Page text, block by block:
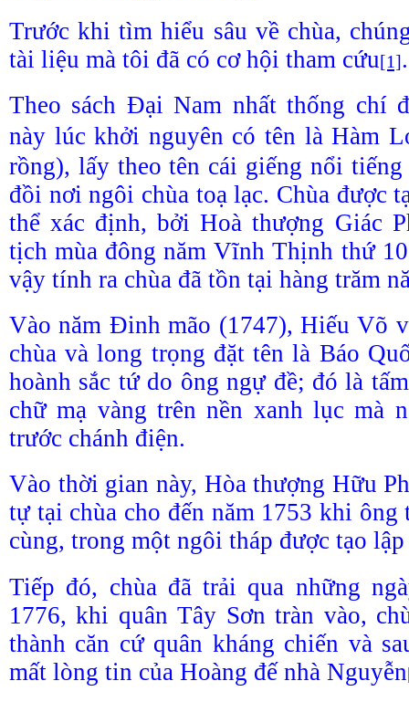
Trước khi tìm hiểu sâu về chùa,
tài liệu mà tôi đã có cơ hội tham cứu[1].
Theo sách Đại Nam nhất thống chí
này lúc khởi nguyên có tên là Hàm
rồng), lấy theo tên cái giếng nổi
đồi nơi ngôi chùa toạ lạc. Chùa được
thể xác định, bởi Hoà thượng Giác
tịch mùa đông năm Vĩnh Thịnh thứ
vậy tính ra chùa đã tồn tại hàng trăm
Vào năm Đinh mão (1747), Hiếu Võ
chùa và long trọng đặt tên là Báo
hoành sắc tứ do ông ngự đề; đó là
chữ mạ vàng trên nền xanh lục mà
trước chánh điện.
Vào thời gian này, Hòa thượng Hữu
tự tại chùa cho đến năm 1753 khi
cùng, trong một ngôi tháp được tạo
Tiếp đó, chùa đã trải qua những
1776, khi quân Tây Sơn tràn vào,
thành căn cứ quân kháng chiến và
mất lòng tin của Hoàng đế nhà Nguyễn